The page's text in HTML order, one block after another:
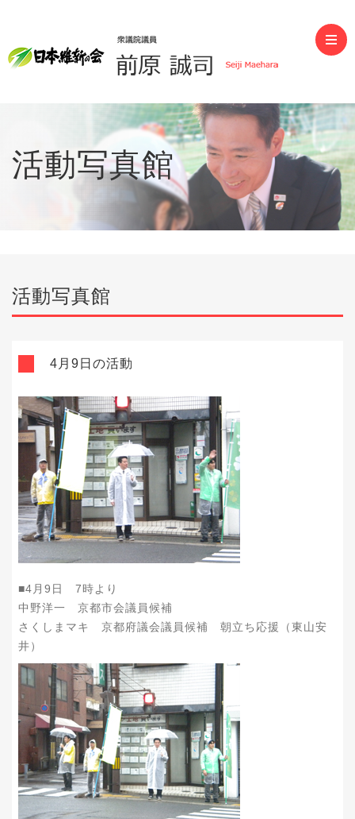
前原誠司（衆議院議員）
活動写真館
活動写真館
4月9日の活動
■4月9日 7時より
中野洋一 京都市会議員候補
さくしまマキ 京都府議会議員候補 朝立ち応援（東山安
井）